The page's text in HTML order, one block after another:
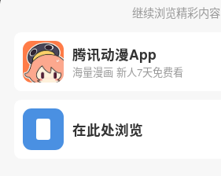
继续浏览精彩内容
腾讯动漫App
海量漫画 新人7天免费看
在此处浏览